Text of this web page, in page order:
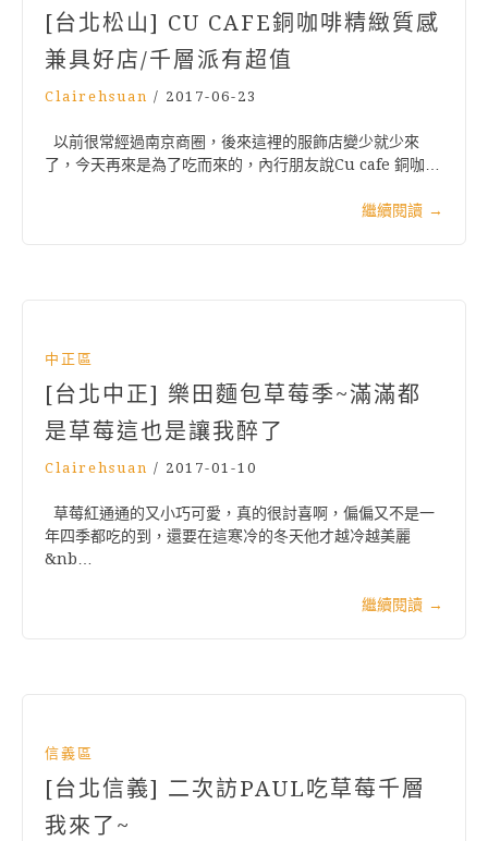
[台北松山] CU CAFE銅咖啡精緻質感
兼具好店/千層派有超值
Clairehsuan / 2017-06-23
以前很常經過南京商圈，後來這裡的服飾店變少就少來
了，今天再來是為了吃而來的，內行朋友說Cu cafe 銅咖…
繼續閱讀 →
中正區
[台北中正] 樂田麵包草莓季~滿滿都
是草莓這也是讓我醉了
Clairehsuan / 2017-01-10
草莓紅通通的又小巧可愛，真的很討喜啊，偏偏又不是一
年四季都吃的到，還要在這寒冷的冬天他才越冷越美麗
&nb…
繼續閱讀 →
信義區
[台北信義] 二次訪PAUL吃草莓千層
我來了~